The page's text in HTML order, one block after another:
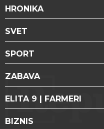
HRONIKA
SVET
SPORT
ZABAVA
ELITA 9 | FARMERI
BIZNIS